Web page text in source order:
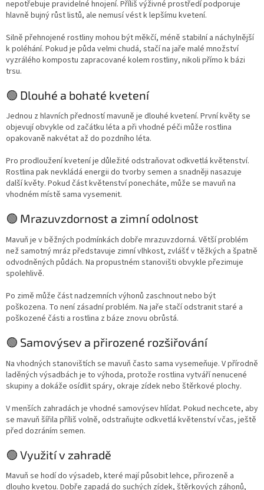
nepotřebuje pravidelné hnojení. Příliš výživné prostředí podporuje
hlavně bujný růst listů, ale nemusí vést k lepšímu kvetení.
Silně přehnojené rostliny mohou být měkčí, méně stabilní a náchylnější
k poléhání. Pokud je půda velmi chudá, stačí na jaře malé množství
vyzrálého kompostu zapracované kolem rostliny, nikoli přímo k bázi
trsu.
🟢 Dlouhé a bohaté kvetení
Jednou z hlavních předností mavuně je dlouhé kvetení. První květy se
objevují obvykle od začátku léta a při vhodné péči může rostlina
opakovaně nakvétat až do pozdního léta.
Pro prodloužení kvetení je důležité odstraňovat odkvetlá květenství.
Rostlina pak nevkládá energii do tvorby semen a snadněji nasazuje
další květy. Pokud část květenství ponecháte, může se mavuň na
vhodném místě sama vysemenit.
🟢 Mrazuvzdornost a zimní odolnost
Mavuň je v běžných podmínkách dobře mrazuvzdorná. Větší problém
než samotný mráz představuje zimní vlhkost, zvlášť v těžkých a špatně
odvodněných půdách. Na propustném stanovišti obvykle přezimuje
spolehlivě.
Po zimě může část nadzemních výhonů zaschnout nebo být
poškozena. To není zásadní problém. Na jaře stačí odstranit staré a
poškozené části a rostlina z báze znovu obrůstá.
🟢 Samovýsev a přirozené rozšiřování
Na vhodných stanovištích se mavuň často sama vysemeňuje. V přírodně
laděných výsadbách je to výhoda, protože rostlina vytváří nenucené
skupiny a dokáže osídlit spáry, okraje zídek nebo štěrkové plochy.
V menších zahradách je vhodné samovýsev hlídat. Pokud nechcete, aby
se mavuň šířila příliš volně, odstraňujte odkvetlá květenství včas, ještě
před dozráním semen.
🟢 Využití v zahradě
Mavuň se hodí do výsadeb, které mají působit lehce, přirozeně a
dlouho kvetou. Dobře zapadá do suchých zídek, štěrkových záhonů,